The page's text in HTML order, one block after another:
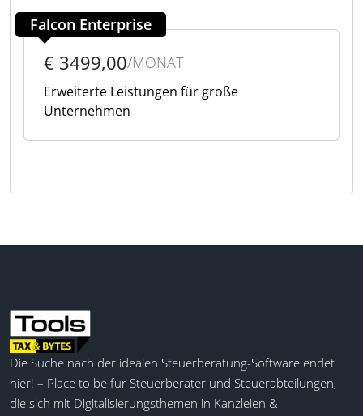
Falcon Enterprise
€ 3499,00/MONAT
Erweiterte Leistungen für große
Unternehmen
Die Suche nach der idealen Steuerberatung-Software endet
hier! – Place to be für Steuerberater und Steuerabteilungen,
die sich mit Digitalisierungsthemen in Kanzleien &